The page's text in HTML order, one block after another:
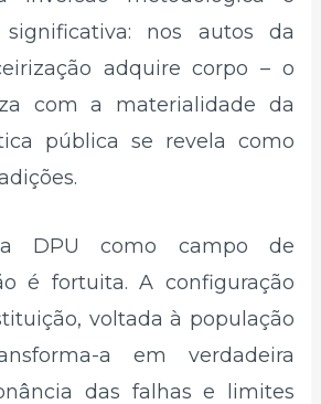
significativa: nos autos da
adquire corpo – o
com a materialidade da
pública se revela como
DPU como campo de
é fortuita. A configuração
voltada à população
a em verdadeira
das falhas e limites